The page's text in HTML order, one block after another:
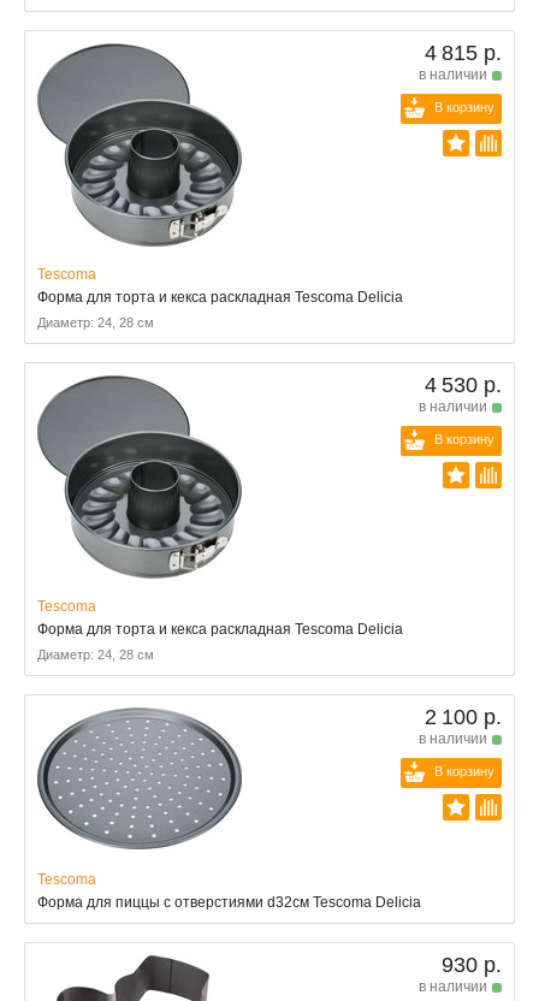
4 815 р.
в наличии
В корзину
Tescoma
Форма для торта и кекса раскладная Tescoma Delicia
Диаметр: 24, 28 см
4 530 р.
в наличии
В корзину
Tescoma
Форма для торта и кекса раскладная Tescoma Delicia
Диаметр: 24, 28 см
2 100 р.
в наличии
В корзину
Tescoma
Форма для пиццы с отверстиями d32см Tescoma Delicia
930 р.
в наличии